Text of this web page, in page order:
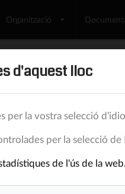
Organització
Cutiller Turró.Org
d'aquest lloc
per la vostra selecció
per la selecció
de l'ús de la web.